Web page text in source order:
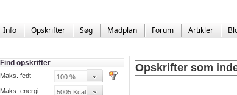
Info Opskrifter Søg Madplan Forum Artikler
Find opskrifter
Maks. fedt
Maks. energi
Opskrifter som